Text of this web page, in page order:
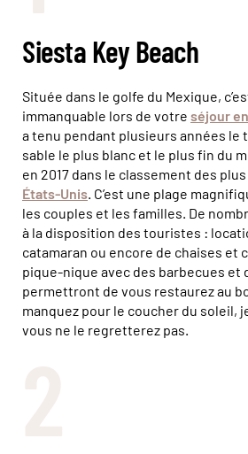
Siesta Key Beach
Située dans le golfe du Mexique,
immanquable lors de votre séjour
a tenu pendant plusieurs années le
sable le plus blanc et le plus fin du
en 2017 dans le classement des
États-Unis. C’est une plage
les couples et les familles. De
à la disposition des touristes :
catamaran ou encore de chaises et
pique-nique avec des barbecues et
permettront de vous restaurez au
manquez pour le coucher du soleil,
vous ne le regretterez pas.